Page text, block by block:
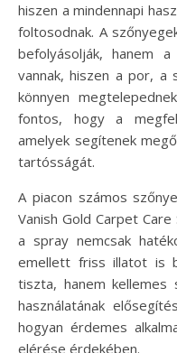
hiszen a mindennapi
foltosodnak. A
befolyásolják, hanem
vannak, hiszen a por, a
könnyen
fontos, hogy a
amelyek segítenek
tartósságát.
A piacon számos
Vanish Gold Carpet
a spray nemcsak
emellett friss illatot is
tiszta, hanem kellemes
használatának
hogyan érdemes
elérése érdekében.